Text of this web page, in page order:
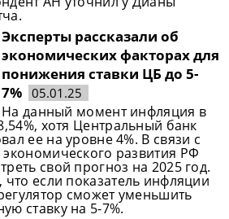
Эксперты рассказали об
экономических факторах для
понижения ставки ЦБ до 5-
7% 05.01.25
На данный момент инфляция в
хотя Центральный банк
ее на уровне 4%. В связи с
развития РФ
свой прогноз на 2025 год.
если показатель инфляции
сможет уменьшить
ставку на 5-7%.